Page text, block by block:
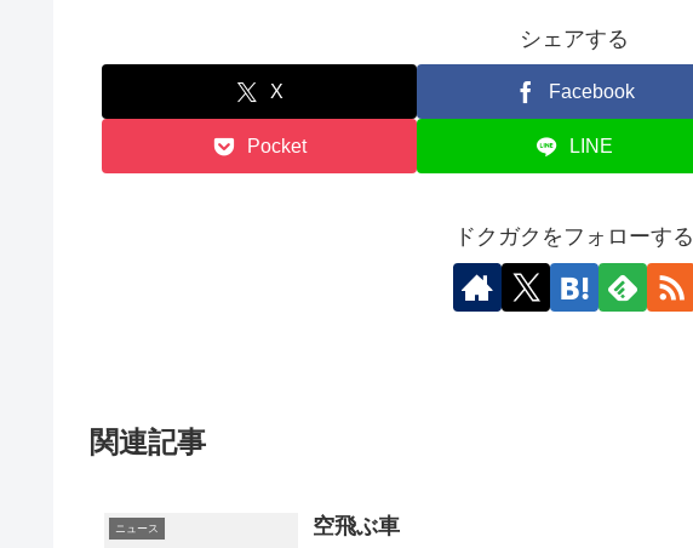
シェアする
X Facebook
Pocket LINE
ドクガクをフォローする
関連記事
ニュース 空飛ぶ車